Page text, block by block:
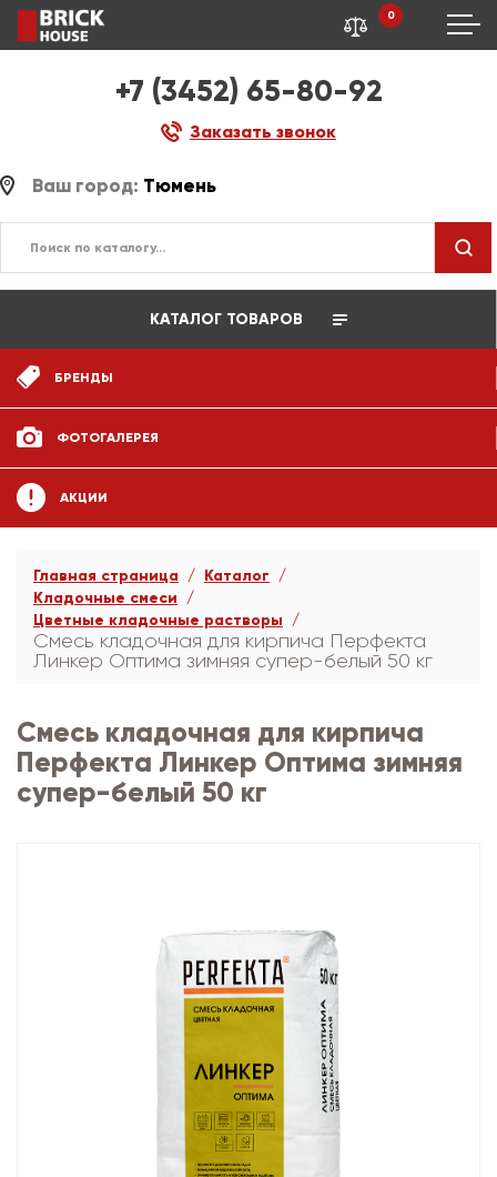
+7 (3452) 65-80-92
Заказать звонок
0
Ваш город: Тюмень
КАТАЛОГ ТОВАРОВ
БРЕНДЫ
ФОТОГАЛЕРЕЯ
АКЦИИ
Главная страница
Каталог
Кладочные смеси
Цветные кладочные растворы
Смесь кладочная для кирпича Перфекта
Линкер Оптима зимняя супер-белый 50 кг
Смесь кладочная для кирпича
Перфекта Линкер Оптима зимняя
супер-белый 50 кг